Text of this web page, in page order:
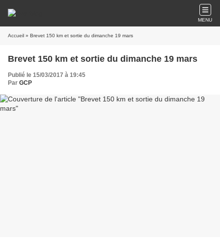
MENU
Accueil » Brevet 150 km et sortie du dimanche 19 mars
Brevet 150 km et sortie du dimanche 19 mars
Publié le 15/03/2017 à 19:45
Par GCP